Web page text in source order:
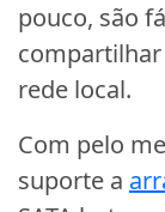
pouco, são
rede local.
Com pelo
suporte a